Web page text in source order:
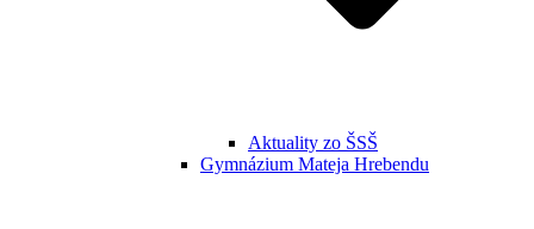
Aktuality zo ŠSŠ
Gymnázium Mateja Hrebendu